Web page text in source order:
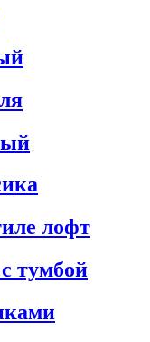
лофт
тумбой